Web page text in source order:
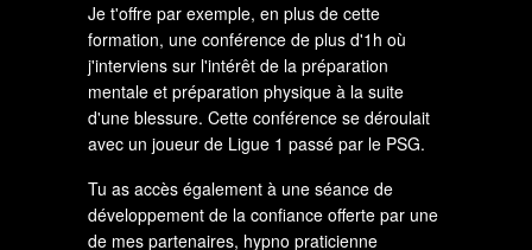
Je t'offre par exemple, en plus de cette
formation, une conférence de plus d'1h où
j'interviens sur l'intérêt de la préparation
mentale et préparation physique à la suite
d'une blessure. Cette conférence se déroulait
avec un joueur de Ligue 1 passé par le PSG.
Tu as accès également à une séance de
développement de la confiance offerte par une
de mes partenaires, hypno praticienne